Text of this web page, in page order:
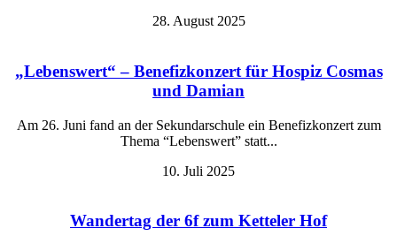
28. August 2025
„Lebenswert“ – Benefizkonzert für Hospiz Cosmas
und Damian
Am 26. Juni fand an der Sekundarschule ein Benefizkonzert zum
Thema “Lebenswert” statt...
10. Juli 2025
Wandertag der 6f zum Ketteler Hof